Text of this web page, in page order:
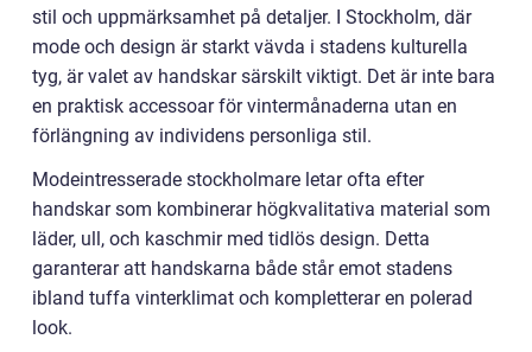
stil och uppmärksamhet på detaljer. I Stockholm, där
mode och design är starkt vävda i stadens kulturella
tyg, är valet av handskar särskilt viktigt. Det är inte bara
en praktisk accessoar för vintermånaderna utan en
förlängning av individens personliga stil.
Modeintresserade stockholmare letar ofta efter
handskar som kombinerar högkvalitativa material som
läder, ull, och kaschmir med tidlös design. Detta
garanterar att handskarna både står emot stadens
ibland tuffa vinterklimat och kompletterar en polerad
look.